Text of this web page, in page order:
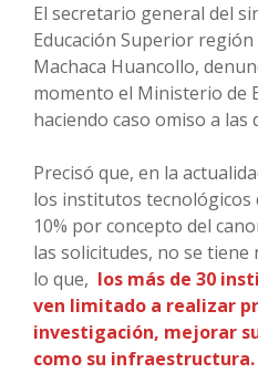
El secretario general del
Educación Superior
Machaca Huancollo,
momento el Ministerio de
haciendo caso omiso a las
Precisó que, en la
los institutos tecnológicos
10% por concepto del
las solicitudes, no se
lo que, los más de 30
ven limitado a realizar
investigación, mejorar
como su infraestructura.